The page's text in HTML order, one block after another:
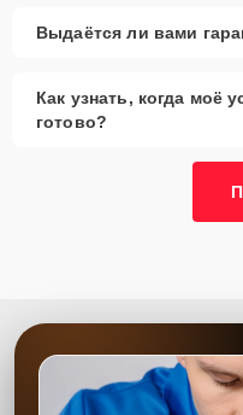
Выдаётся ли вами
Как узнать, когда моё
готово?